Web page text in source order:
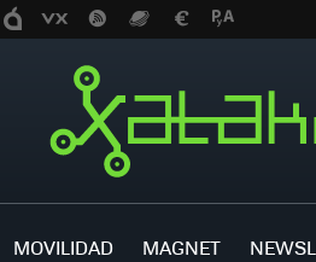
MOVILIDAD MAGNET